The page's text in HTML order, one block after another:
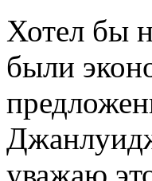
Хотел бы
были
уважаю